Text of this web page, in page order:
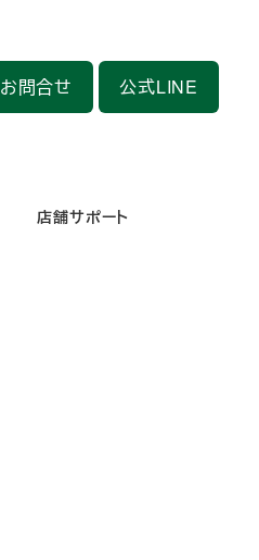
お問合せ 公式LINE
店舗サポート